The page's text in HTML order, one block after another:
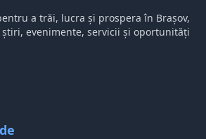
a trăi, lucra și prospera în Brașov,
știri, evenimente, servicii și oportunități